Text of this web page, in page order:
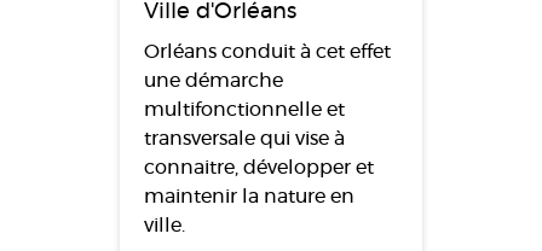
Ville d'Orléans
Orléans conduit à cet effet
une démarche
multifonctionnelle et
transversale qui vise à
connaitre, développer et
maintenir la nature en
ville.